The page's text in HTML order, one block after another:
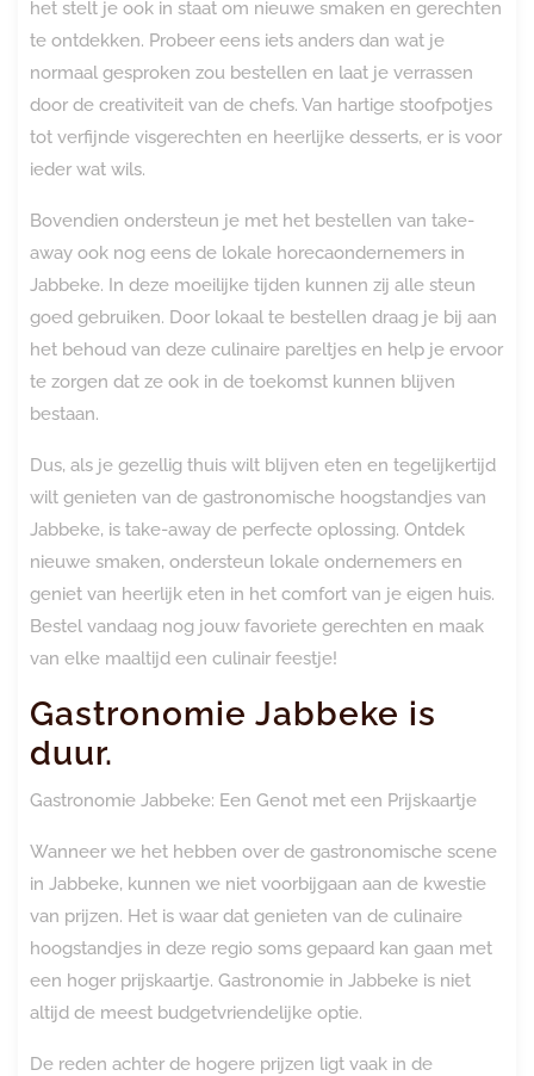
het stelt je ook in staat om nieuwe smaken en gerechten
te ontdekken. Probeer eens iets anders dan wat je
normaal gesproken zou bestellen en laat je verrassen
door de creativiteit van de chefs. Van hartige stoofpotjes
tot verfijnde visgerechten en heerlijke desserts, er is voor
ieder wat wils.
Bovendien ondersteun je met het bestellen van take-
away ook nog eens de lokale horecaondernemers in
Jabbeke. In deze moeilijke tijden kunnen zij alle steun
goed gebruiken. Door lokaal te bestellen draag je bij aan
het behoud van deze culinaire pareltjes en help je ervoor
te zorgen dat ze ook in de toekomst kunnen blijven
bestaan.
Dus, als je gezellig thuis wilt blijven eten en tegelijkertijd
wilt genieten van de gastronomische hoogstandjes van
Jabbeke, is take-away de perfecte oplossing. Ontdek
nieuwe smaken, ondersteun lokale ondernemers en
geniet van heerlijk eten in het comfort van je eigen huis.
Bestel vandaag nog jouw favoriete gerechten en maak
van elke maaltijd een culinair feestje!
Gastronomie Jabbeke is
duur.
Gastronomie Jabbeke: Een Genot met een Prijskaartje
Wanneer we het hebben over de gastronomische scene
in Jabbeke, kunnen we niet voorbijgaan aan de kwestie
van prijzen. Het is waar dat genieten van de culinaire
hoogstandjes in deze regio soms gepaard kan gaan met
een hoger prijskaartje. Gastronomie in Jabbeke is niet
altijd de meest budgetvriendelijke optie.
De reden achter de hogere prijzen ligt vaak in de